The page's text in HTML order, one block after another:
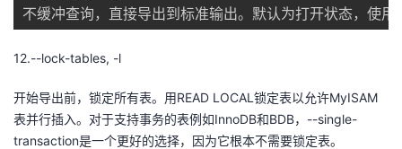
不缓冲查询，直接导出到标准输出。默认为打开状态，
12.--lock-tables, -l
开始导出前，锁定所有表。用READ LOCAL锁定表以允许MyISAM
表并行插入。对于支持事务的表例如InnoDB和BDB，--single-
transaction是一个更好的选择，因为它根本不需要锁定表。